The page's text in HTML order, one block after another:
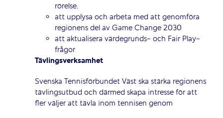
rörelse.
att upplysa och arbeta med att genomföra
regionens del av Game Change 2030
att aktualisera värdegrunds- och Fair Play-
frågor
Tävlingsverksamhet
Svenska Tennisförbundet Väst ska stärka regionens
tävlingsutbud och därmed skapa intresse för att
fler väljer att tävla inom tennisen genom